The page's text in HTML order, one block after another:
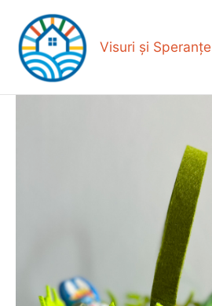
content
Visuri și Speranțe